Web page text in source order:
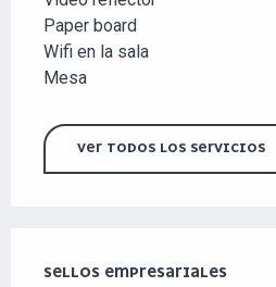
Paper board
Wifi en la sala
Mesa
VER TODOS LOS SERVICIOS
SELLOS EMPRESARIALES
SELLOS EMPRESARIALES